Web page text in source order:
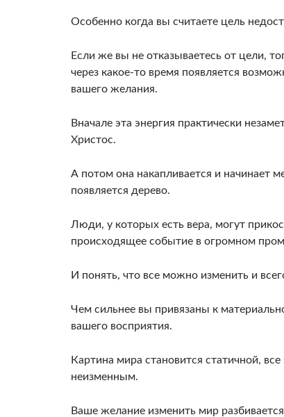
Особенно когда вы считаете цель
Если же вы не отказываетесь от цели,
через какое-то вре­мя появляется
вашего желания.
Вначале эта энергия практически
Христос.
А потом она накапливается и начинает
появляется дерево.
Люди, у которых есть вера, могут
происходящее собы­тие в огромном
И понять, что все можно изменить и
Чем сильнее вы привязаны к
вашего восприя­тия.
Картина мира становится статичной,
неизменным.
Ваше желание изменить мир